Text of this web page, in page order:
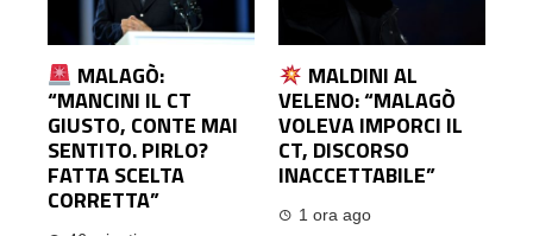
MALAGÒ:
“MANCINI IL CT
GIUSTO, CONTE MAI
SENTITO. PIRLO?
FATTA SCELTA
CORRETTA”
MALDINI AL
VELENO: “MALAGÒ
VOLEVA IMPORCI IL
CT, DISCORSO
INACCETTABILE”
1 ora ago